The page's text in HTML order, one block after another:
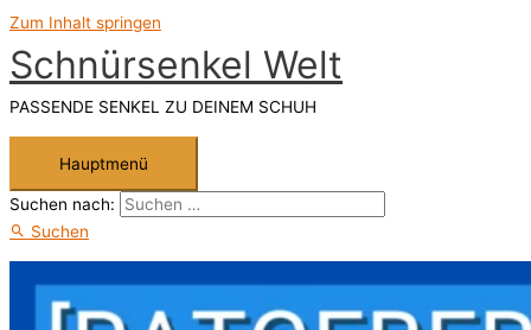
Zum Inhalt springen
Schnürsenkel Welt
PASSENDE SENKEL ZU DEINEM SCHUH
Hauptmenü
Suchen nach:
Suchen